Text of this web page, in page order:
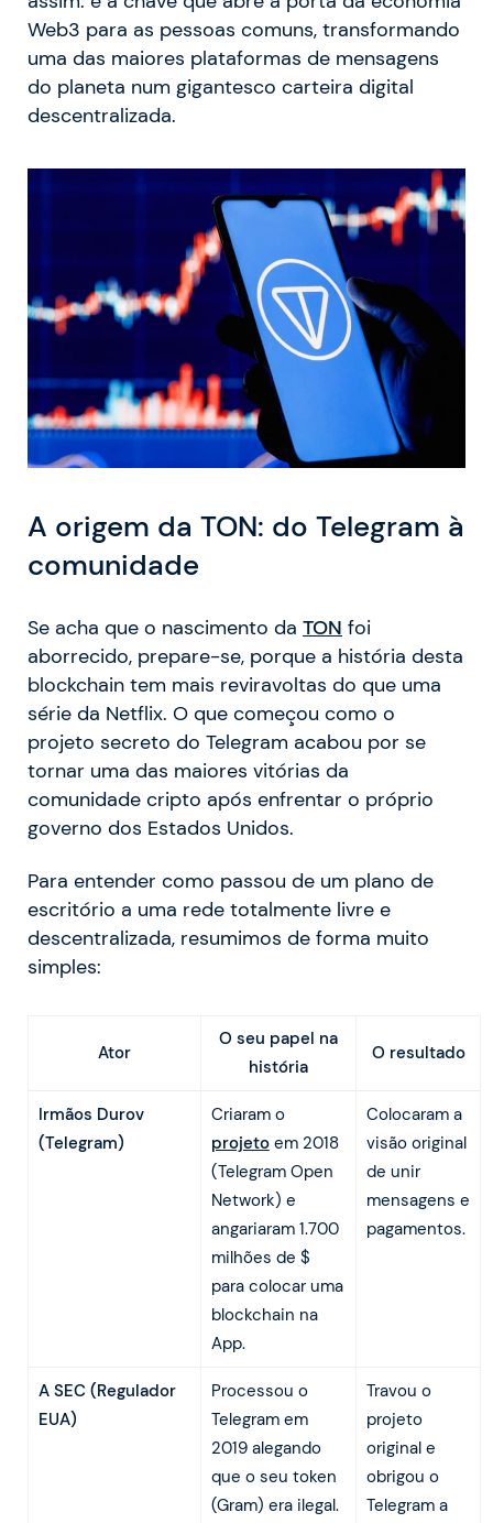
Web3 para as pessoas comuns, transformando
uma das maiores plataformas de mensagens
do planeta num gigantesco carteira digital
descentralizada.
A origem da TON: do Telegram à
comunidade
Se acha que o nascimento da TON foi
aborrecido, prepare-se, porque a história desta
blockchain tem mais reviravoltas do que uma
série da Netflix. O que começou como o
projeto secreto do Telegram acabou por se
tornar uma das maiores vitórias da
comunidade cripto após enfrentar o próprio
governo dos Estados Unidos.
Para entender como passou de um plano de
escritório a uma rede totalmente livre e
descentralizada, resumimos de forma muito
simples:
Ator
O seu papel na
história
O resultado
Irmãos Durov
(Telegram)
Criaram o
projetoem 2018
(Telegram Open
Network) e
angariaram 1.700
milhões de $
para colocar uma
blockchain na
App.
Colocaram a
visão original
de unir
mensagens e
pagamentos.
A SEC (Regulador
EUA)
Processou o
Telegram em
2019 alegando
que o seu token
(Gram) era ilegal.
Travou o
projeto
original e
obrigou o
Telegram a